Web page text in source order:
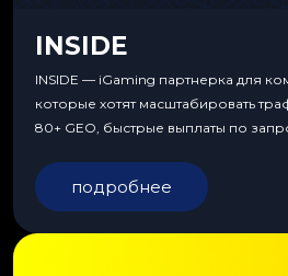
INSIDE
INSIDE — iGaming партнерка для
которые хотят масштабировать
80+ GEO, быстрые выплаты по
подробнее